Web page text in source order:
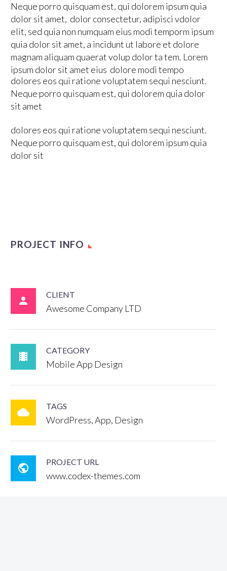
Neque porro quisquam est, qui dolorem ipsum quia
dolor sit amet, dolor consectetur, adipisci vdolor
elit, sed quia non numquam eius modi temporm ipsum
quia dolor sit amet, a incidunt ut labore et dolore
magnam aliquam quaerat volup dolor ta tem. Lorem
ipsum dolor sit amet eius dolore modi tempo
dolores eos qui ratione voluptatem sequi nesciunt.
Neque porro quisquam est, qui dolorem quia dolor
sit amet
dolores eos qui ratione voluptatem sequi nesciunt.
Neque porro quisquam est, qui dolorem ipsum quia
dolor sit
PROJECT INFO

CLIENT
Awesome Company LTD

CATEGORY
Mobile App Design

TAGS
WordPress, App, Design

PROJECT URL
www.codex-themes.com